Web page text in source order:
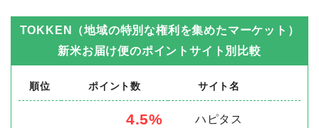
TOKKEN（地域の特別な権利を集めたマーケット）
新米お届け便のポイントサイト別比較
順位 ポイント数 サイト名
4.5%
ハピタス